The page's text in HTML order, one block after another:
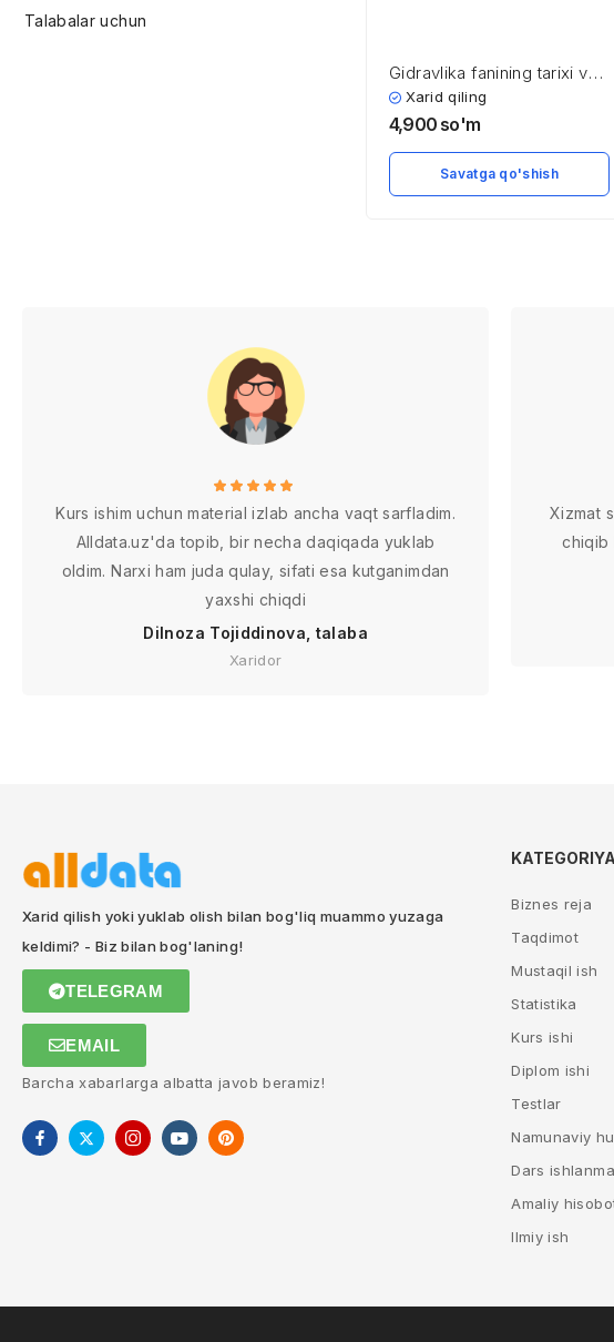
Talabalar uchun
Gidravlika fanining tarixi va
taraqqiyoti, rivojlanish
istiqbollari
Xarid qiling
4,900 so'm
Savatga qo'shish
Kurs ishim uchun material izlab ancha vaqt sarfladim.
Alldata.uz'da topib, bir necha daqiqada yuklab
oldim. Narxi ham juda qulay, sifati esa kutganimdan
yaxshi chiqdi
Dilnoza Tojiddinova, talaba
Xaridor
Xizmat
chiqib
Xarid qilish yoki yuklab olish bilan bog'liq muammo yuzaga
keldimi? - Biz bilan bog'laning!
TELEGRAM
EMAIL
Barcha xabarlarga albatta javob beramiz!
Biznes reja
Taqdimot
Mustaqil ish
Statistika
Kurs ishi
Diplom ishi
Testlar
Namunaviy
Dars ishlanma
Amaliy
Ilmiy ish